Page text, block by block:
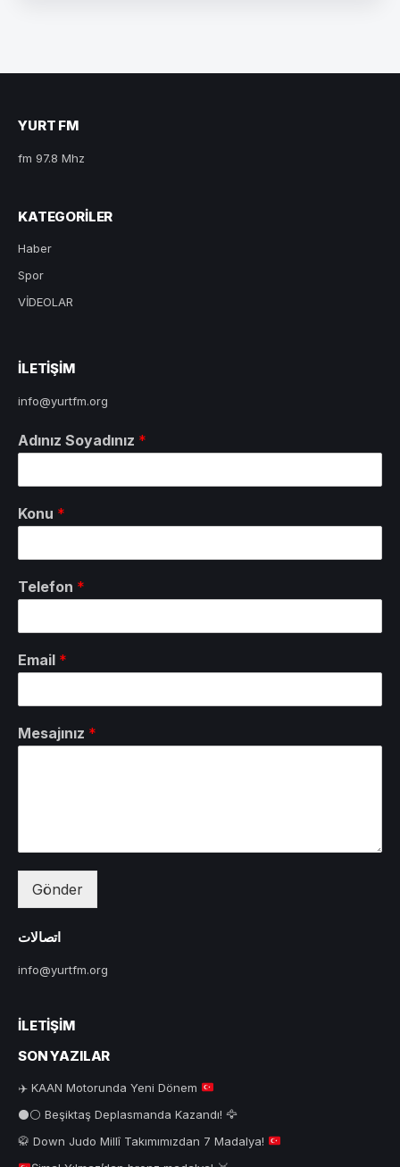
YURT FM
fm 97.8 Mhz
KATEGORILER
Haber
Spor
VİDEOLAR
ILETIŞIM
info@yurtfm.org
Adınız Soyadınız *
Konu *
Telefon *
Email *
Mesajınız *
Gönder
اتصالات
info@yurtfm.org
İLETIŞIM
SON YAZILAR
✈️ KAAN Motorunda Yeni Dönem
⚫⚪ Beşiktaş Deplasmanda Kazandı! 🦅
🥋 Down Judo Millî Takımımızdan 7 Madalya!